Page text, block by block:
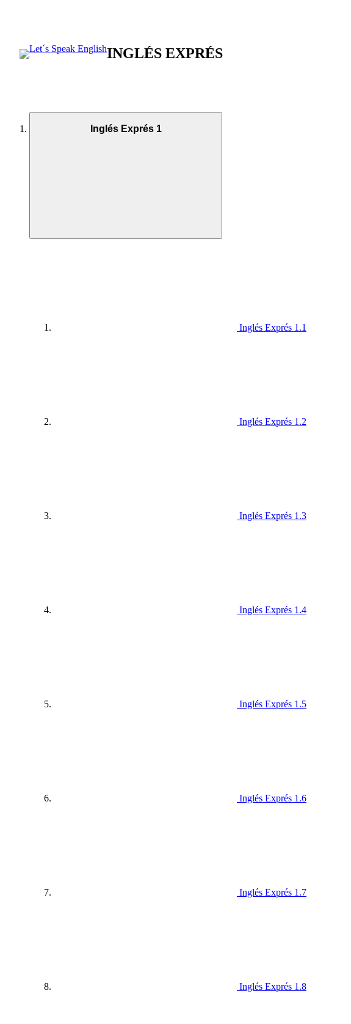
INGLÉS EXPRÉS
Inglés Exprés 1
Inglés Exprés 1.1
Inglés Exprés 1.2
Inglés Exprés 1.3
Inglés Exprés 1.4
Inglés Exprés 1.5
Inglés Exprés 1.6
Inglés Exprés 1.7
Inglés Exprés 1.8